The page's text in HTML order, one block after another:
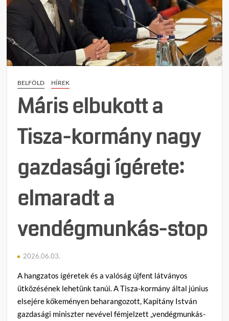
BELFÖLD HÍREK
Máris elbukott a
Tisza-kormány nagy
gazdasági ígérete:
elmaradt a
vendégmunkás-stop
2026.06.03.
A hangzatos ígéretek és a valóság újfent látványos
ütközésének lehetünk tanúi. A Tisza-kormány által június
elsejére kőkeményen beharangozott, Kapitány István
gazdasági miniszter nevével fémjelzett „vendégmunkás-